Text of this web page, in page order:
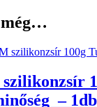
– 1db